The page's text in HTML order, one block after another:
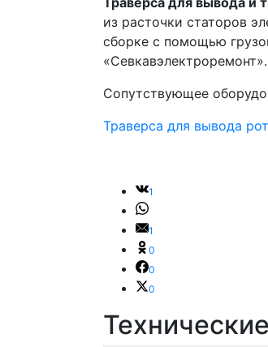
из расточки статоров
сборке с помощью
«Севкавэлектроремонт».
Сопутствующее
Траверса для вывода
1
1
0
0
0